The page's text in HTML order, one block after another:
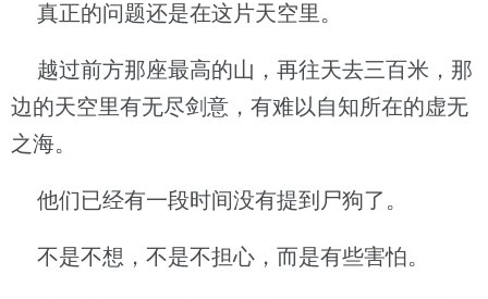
真正的问题还是在这片天空里。
越过前方那座最高的山，再往天去三百米，那
边的天空里有无尽剑意，有难以自知所在的虚无
之海。
他们已经有一段时间没有提到尸狗了。
不是不想，不是不担心，而是有些害怕。